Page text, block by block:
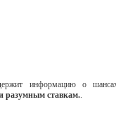
информацию о
разумным ставкам.